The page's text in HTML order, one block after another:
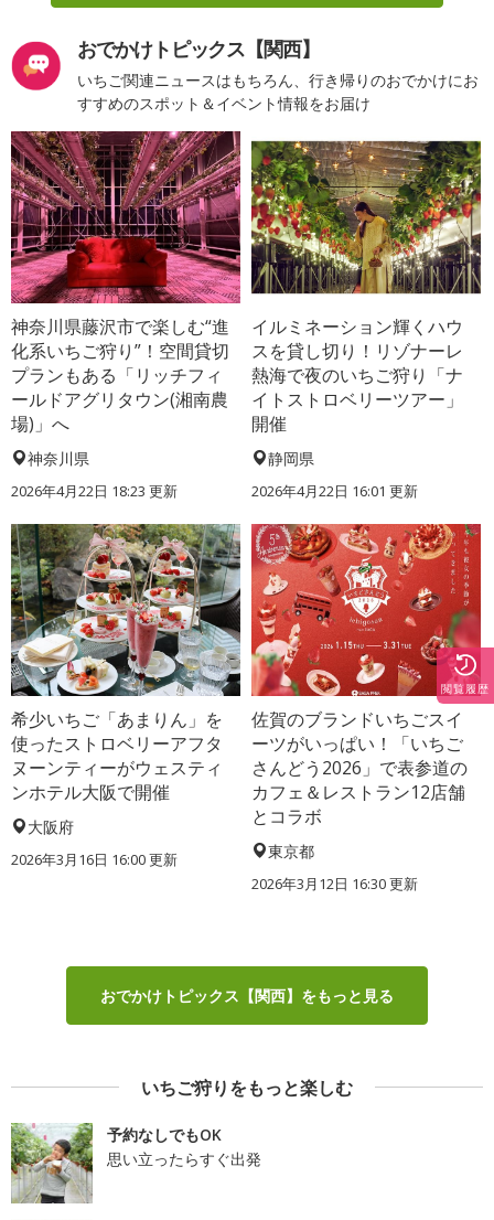
おでかけトピックス【関西】
いちご関連ニュースはもちろん、行き帰りのおでかけにお
すすめのスポット＆イベント情報をお届け
神奈川県藤沢市で楽しむ“進
化系いちご狩り”！空間貸切
プランもある「リッチフィ
ールドアグリタウン(湘南農
場)」へ
神奈川県
2026年4月22日 18:23 更新
イルミネーション輝くハウ
スを貸し切り！リゾナーレ
熱海で夜のいちご狩り「ナ
イトストロベリーツアー」
開催
静岡県
2026年4月22日 16:01 更新
希少いちご「あまりん」を
使ったストロベリーアフタ
ヌーンティーがウェスティ
ンホテル大阪で開催
大阪府
2026年3月16日 16:00 更新
佐賀のブランドいちごスイ
ーツがいっぱい！「いちご
さんどう2026」で表参道の
カフェ＆レストラン12店舗
とコラボ
東京都
2026年3月12日 16:30 更新
おでかけトピックス【関西】をもっと見る
いちご狩りをもっと楽しむ
予約なしでもOK
思い立ったらすぐ出発
閲覧履歴